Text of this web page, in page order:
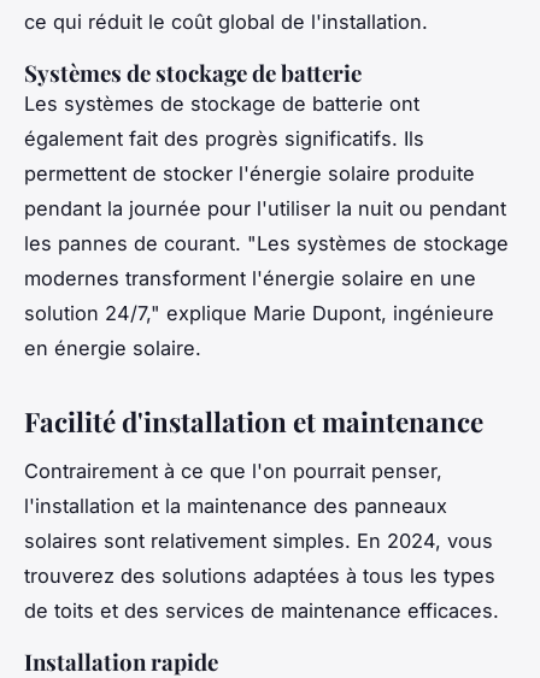
ce qui réduit le coût global de l'installation.
Systèmes de stockage de batterie
Les systèmes de stockage de batterie ont
également fait des progrès significatifs. Ils
permettent de stocker l'énergie solaire produite
pendant la journée pour l'utiliser la nuit ou pendant
les pannes de courant. "Les systèmes de stockage
modernes transforment l'énergie solaire en une
solution 24/7," explique Marie Dupont, ingénieure
en énergie solaire.
Facilité d'installation et maintenance
Contrairement à ce que l'on pourrait penser,
l'installation et la maintenance des panneaux
solaires sont relativement simples. En 2024, vous
trouverez des solutions adaptées à tous les types
de toits et des services de maintenance efficaces.
Installation rapide